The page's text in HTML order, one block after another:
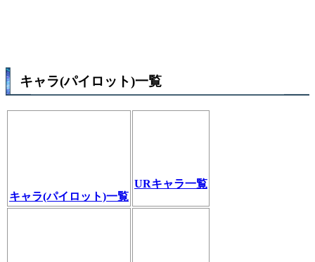
キャラ(パイロット)一覧
キャラ(パイロット)一覧
URキャラ一覧